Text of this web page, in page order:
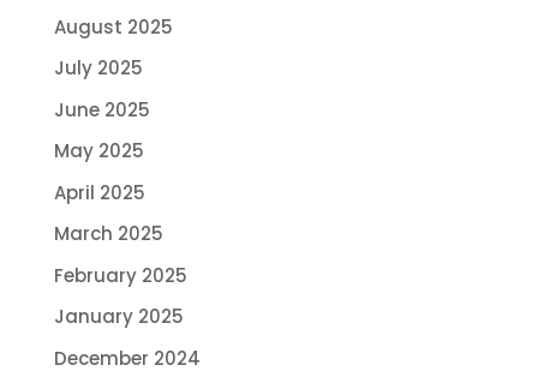
August 2025
July 2025
June 2025
May 2025
April 2025
March 2025
February 2025
January 2025
December 2024